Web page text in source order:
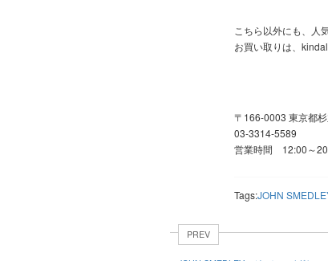
こちら以外にも、人
お買い取りは、
〒166-0003 東京都
03-3314-5589
営業時間 12:00～
Tags:JOHN
PREV